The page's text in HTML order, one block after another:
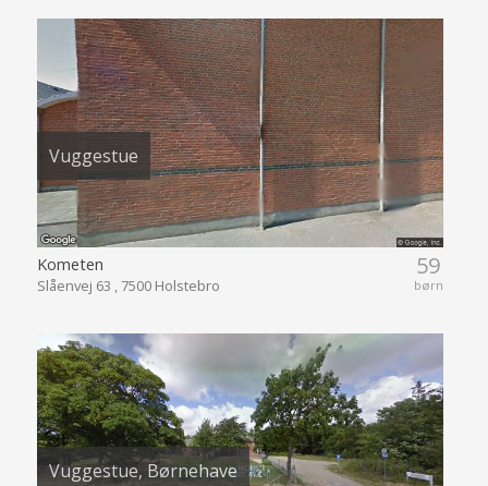
Vuggestue
59
børn
Kometen
Slåenvej 63 , 7500 Holstebro
Vuggestue, Børnehave